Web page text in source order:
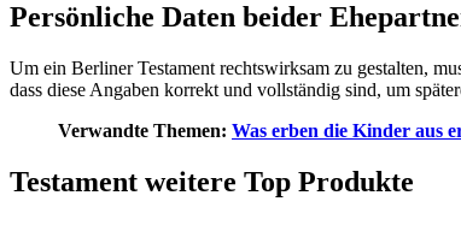
Persönliche Daten beider
Um ein Berliner Testament rechtswirksam zu gestalten,
dass diese Angaben korrekt und vollständig sind, um
Verwandte Themen: Was erben die Kinder aus
Testament weitere Top Produkte